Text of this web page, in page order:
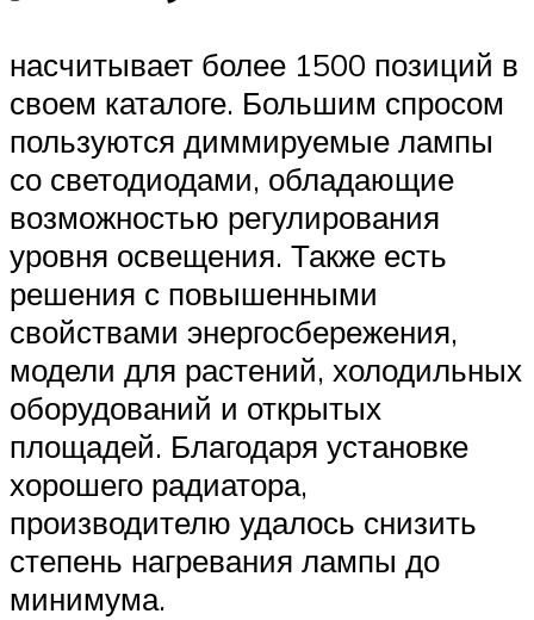
насчитывает более 1500 позиций в
своем каталоге. Большим спросом
пользуются диммируемые лампы
со светодиодами, обладающие
возможностью регулирования
уровня освещения. Также есть
решения с повышенными
свойствами энергосбережения,
модели для растений, холодильных
оборудований и открытых
площадей. Благодаря установке
хорошего радиатора,
производителю удалось снизить
степень нагревания лампы до
минимума.